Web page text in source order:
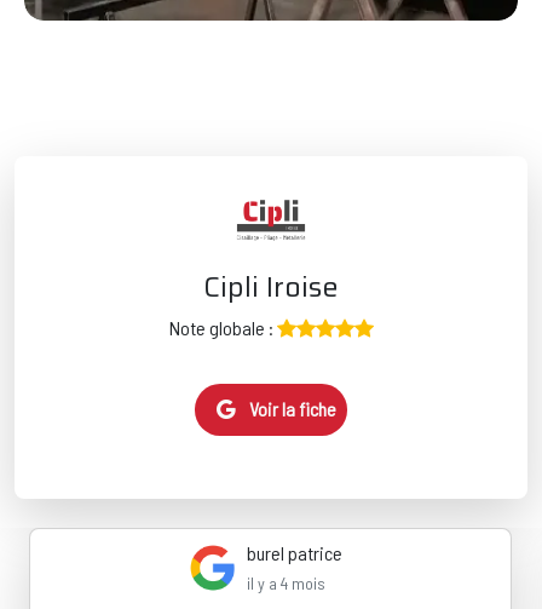
Cipli Iroise
Note globale :
Voir la fiche
burel patrice
il y a 4 mois